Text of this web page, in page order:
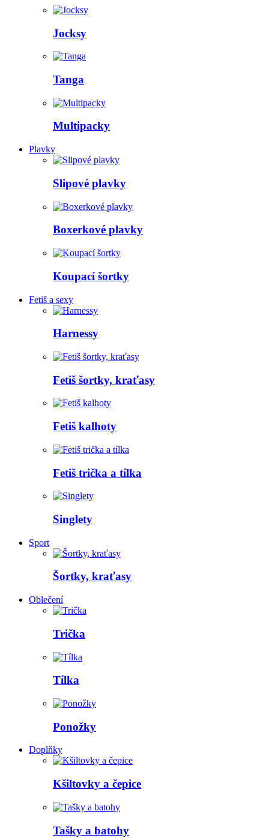
Jocksy
Tanga
Multipacky
Plavky
Slipové plavky
Boxerkové plavky
Koupací šortky
Fetiš a sexy
Harnessy
Fetiš šortky, kraťasy
Fetiš kalhoty
Fetiš trička a tílka
Singlety
Sport
Šortky, kraťasy
Oblečení
Trička
Tílka
Ponožky
Doplňky
Kšiltovky a čepice
Tašky a batohy